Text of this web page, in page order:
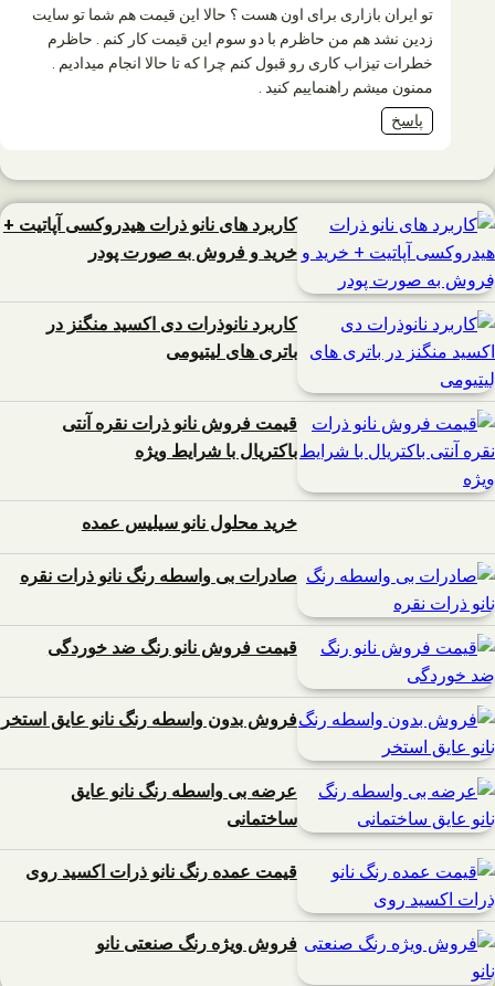
تو ایران بازاری برای اون هست ؟ حالا این قیمت هم شما تو سایت
زدین نشد هم من حاظرم با دو سوم این قیمت کار کنم . حاظرم
خطرات تیزاب کاری رو قبول کنم چرا که تا حالا انجام میدادیم .
ممنون میشم راهنماییم کنید .
پاسخ
کاربرد های نانو ذرات هیدروکسی آپاتیت +
خرید و فروش به صورت پودر
کاربرد نانوذرات دی اکسید منگنز در
باتری های لیتیومی
قیمت فروش نانو ذرات نقره آنتی
باکتریال با شرایط ویژه
خرید محلول نانو سیلیس عمده
صادرات بی واسطه رنگ نانو ذرات نقره
قیمت فروش نانو رنگ ضد خوردگی
فروش بدون واسطه رنگ نانو عایق استخر
عرضه بی واسطه رنگ نانو عایق
ساختمانی
قیمت عمده رنگ نانو ذرات اکسید روی
فروش ویژه رنگ صنعتی نانو